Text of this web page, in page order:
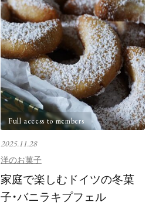
Full access to members
2025.11.28
洋のお菓子
家庭で楽しむドイツの冬菓
子・バニラキプフェル